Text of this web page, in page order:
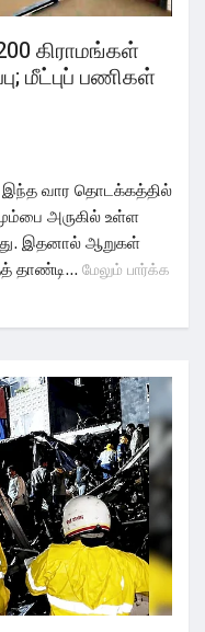
கிராமங்கள்
மீட்புப் பணிகள்
இந்த வார தொடக்கத்தில்
அருகில் உள்ள
இதனால் ஆறுகள்
தாண்டி... மேலும் பார்க்க